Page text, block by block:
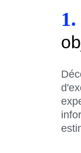
1.